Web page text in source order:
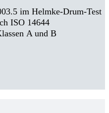
im Helmke-Drum-Test
ISO 14644
A und B